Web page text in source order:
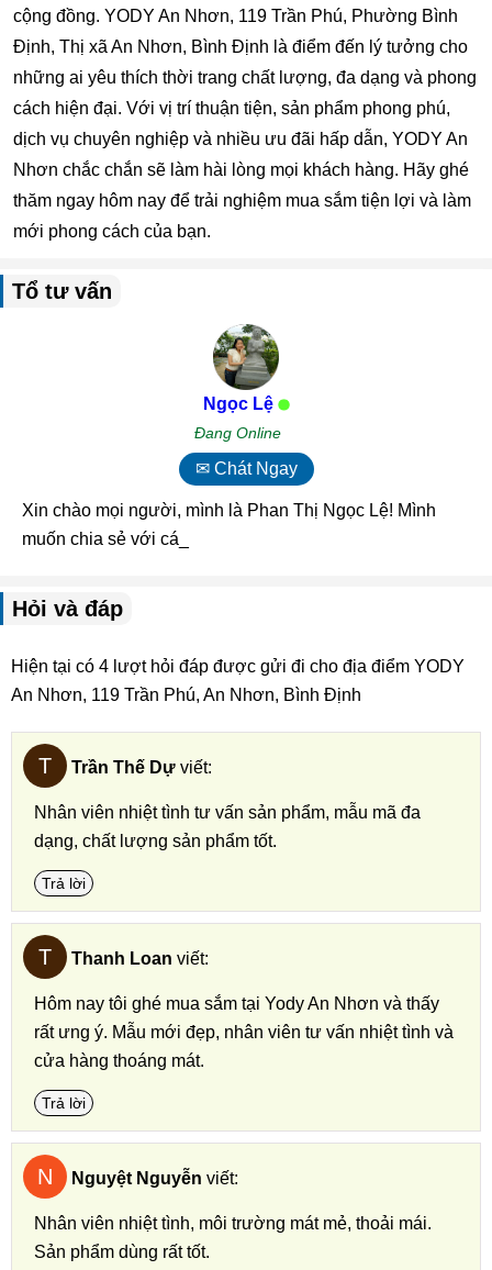
cộng đồng. YODY An Nhơn, 119 Trần Phú, Phường Bình
Định, Thị xã An Nhơn, Bình Định là điểm đến lý tưởng cho
những ai yêu thích thời trang chất lượng, đa dạng và phong
cách hiện đại. Với vị trí thuận tiện, sản phẩm phong phú,
dịch vụ chuyên nghiệp và nhiều ưu đãi hấp dẫn, YODY An
Nhơn chắc chắn sẽ làm hài lòng mọi khách hàng. Hãy ghé
thăm ngay hôm nay để trải nghiệm mua sắm tiện lợi và làm
mới phong cách của bạn.
Tổ tư vấn
Ngọc Lệ
Đang Online
✉ Chát Ngay
Xin chào mọi người, mình là Phan Thị Ngọc Lệ! Mình
muốn chia sẻ với các bạn về _
Hỏi và đáp
Hiện tại có 4 lượt hỏi đáp được gửi đi cho địa điểm YODY
An Nhơn, 119 Trần Phú, An Nhơn, Bình Định
T Trần Thế Dự viết:
Nhân viên nhiệt tình tư vấn sản phẩm, mẫu mã đa
dạng, chất lượng sản phẩm tốt.
Trả lời
T Thanh Loan viết:
Hôm nay tôi ghé mua sắm tại Yody An Nhơn và thấy
rất ưng ý. Mẫu mới đẹp, nhân viên tư vấn nhiệt tình và
cửa hàng thoáng mát.
Trả lời
N Nguyệt Nguyễn viết:
Nhân viên nhiệt tình, môi trường mát mẻ, thoải mái.
Sản phẩm dùng rất tốt.